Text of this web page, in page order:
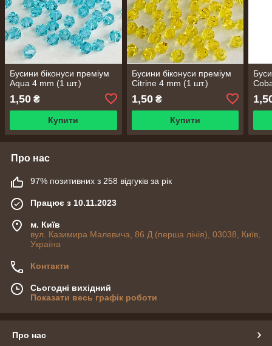
Бусини біконуси преміум
Aqua 4 mm (1 шт.)
1,50 ₴
Купити
Бусини біконуси преміум
Citrine 4 mm (1 шт.)
1,50₴
Купити
Про нас
97% позитивних з 258 відгуків за рік
Працює з 10.11.2023
м. Київ
вул. Казимира Малевича, 86 Д (перша лінія), 03038, Київ,
Україна
Контакти
Сьогодні вихідний
Показати весь графік роботи
Про нас